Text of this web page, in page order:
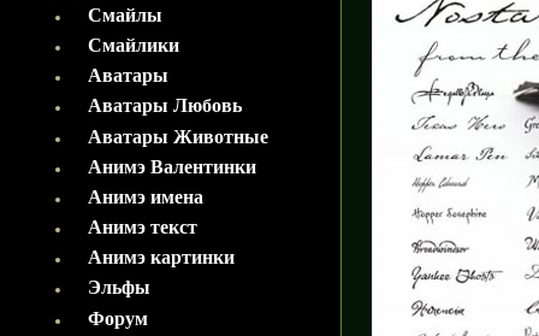
Смайлы
Смайлики
Аватары
Аватары Любовь
Аватары Животные
Анимэ Валентинки
Aнимэ имена
Анимэ текст
Анимэ картинки
Эльфы
Форум